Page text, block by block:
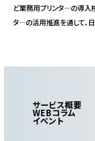
ど業務用プリンタ―の導入
タ―の活用推進を通して、
サービス概要
WEBコラム
イベント